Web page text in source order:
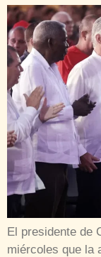
El presidente de
miércoles que la